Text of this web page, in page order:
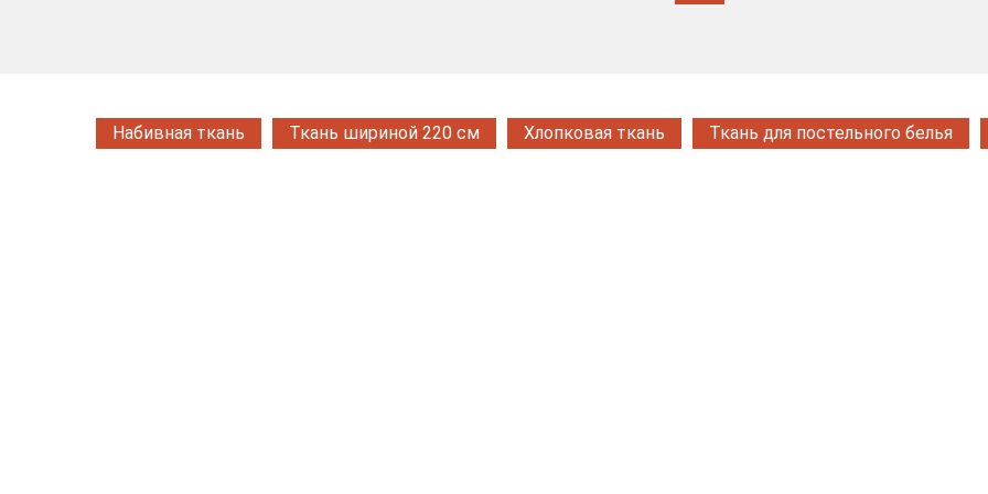
Набивная ткань Ткань шириной 220 см Хлопковая ткань Ткань для постельного белья